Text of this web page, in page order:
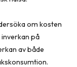
om kosten
inverkan på
av både